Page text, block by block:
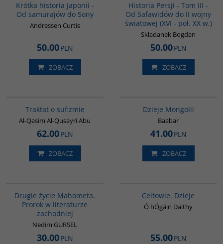
Krótka historia Japonii -
Od samurajów do Sony
Andressen Curtis
50.00PLN
ZOBACZ
Historia Persji - Tom III -
Od Safawidów do II wojny
światowej (XVI - poł. XX w.)
Składanek Bogdan
50.00PLN
ZOBACZ
Traktat o sufizmie
Al-Qasim Al-Qusayri Abu
62.00PLN
ZOBACZ
Dzieje Mongolii
Baabar
41.00PLN
ZOBACZ
Drugie życie Mahometa.
Prorok w literaturze
zachodniej
Nedim GÜRSEL
30.00PLN
Celtowie. Dzieje
Ó hÓgáin Daithy
55.00PLN